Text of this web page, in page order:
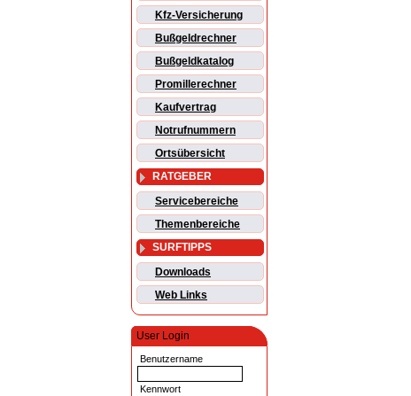
Kfz-Versicherung
Bußgeldrechner
Bußgeldkatalog
Promillerechner
Kaufvertrag
Notrufnummern
Ortsübersicht
RATGEBER
Servicebereiche
Themenbereiche
SURFTIPPS
Downloads
Web Links
User Login
Benutzername
Kennwort